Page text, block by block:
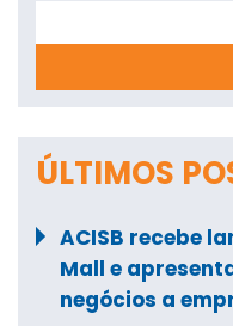
ÚLTIMOS
ACISB recebe
Mall e
negócios a